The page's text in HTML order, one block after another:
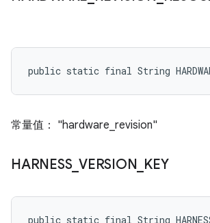
public static final String
常量值： "hardware_revision"
HARNESS_ VERSION KEY
public static final String